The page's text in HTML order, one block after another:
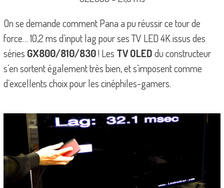
On se demande comment Pana a pu réussir ce tour de
force… 10,2 ms d’input lag pour ses TV LED 4K issus des
séries GX800/810/830! Les TV OLEDdu constructeur
s’en sortent également très bien, et s’imposent comme
d’excellents choix pour les cinéphiles-gamers.